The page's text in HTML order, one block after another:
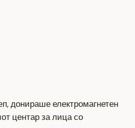
донираше електромагнетен
центар за лица со